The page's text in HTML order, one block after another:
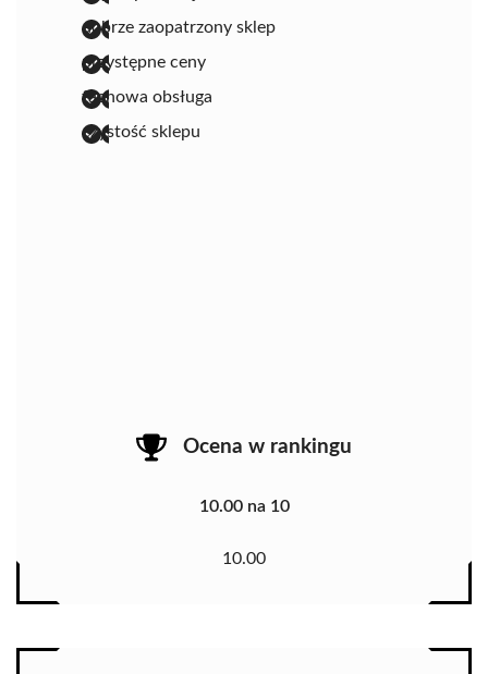
dobrze zaopatrzony sklep
przystępne ceny
fachowa obsługa
czystość sklepu
Ocena w rankingu
10.00 na 10
10.00